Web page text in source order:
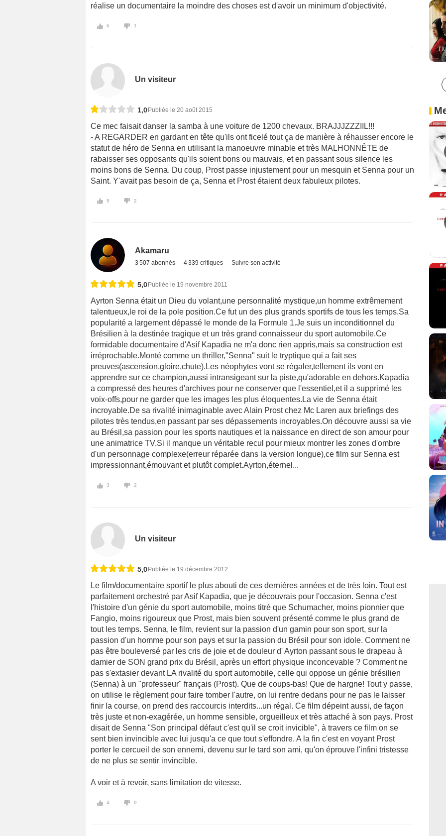
réalise un documentaire la moindre des choses est d'avoir un minimum d'objectivité.
5 1
Un visiteur
1,0Publiée le 20 août 2015
Ce mec faisait danser la samba à une voiture de 1200 chevaux. BRAJJJZZZIIL!!!
- A REGARDER en gardant en tête qu'ils ont ficelé tout ça de manière à réhausser encore le
statut de héro de Senna en utilisant la manoeuvre minable et très MALHONNÊTE de
rabaisser ses opposants qu'ils soient bons ou mauvais, et en passant sous silence les
moins bons de Senna. Du coup, Prost passe injustement pour un mesquin et Senna pour un
Saint. Y'avait pas besoin de ça, Senna et Prost étaient deux fabuleux pilotes.
5 2
Akamaru
3 507 abonnés 4 339 critiques Suivre son activité
5,0 Publiée le 19 novembre 2011
Ayrton Senna était un Dieu du volant,une personnalité mystique,un homme extrêmement
talentueux,le roi de la pole position.Ce fut un des plus grands sportifs de tous les temps.Sa
popularité a largement dépassé le monde de la Formule 1.Je suis un inconditionnel du
Brésilien à la destinée tragique et un très grand connaisseur du sport automobile.Ce
formidable documentaire d'Asif Kapadia ne m'a donc rien appris,mais sa construction est
irréprochable.Monté comme un thriller,"Senna" suit le tryptique qui a fait ses
preuves(ascension,gloire,chute).Les néophytes vont se régaler,tellement ils vont en
apprendre sur ce champion,aussi intransigeant sur la piste,qu'adorable en dehors.Kapadia
a compressé des heures d'archives pour ne conserver que l'essentiel,et il a supprimé les
voix-offs,pour ne garder que les images les plus éloquentes.La vie de Senna était
incroyable.De sa rivalité inimaginable avec Alain Prost chez Mc Laren aux briefings des
pilotes très tendus,en passant par ses dépassements incroyables.On découvre aussi sa vie
au Brésil,sa passion pour les sports nautiques et la naissance en direct de son amour pour
une animatrice TV.Si il manque un véritable recul pour mieux montrer les zones d'ombre
d'un personnage complexe(erreur réparée dans la version longue),ce film sur Senna est
impressionnant,émouvant et plutôt complet.Ayrton,éternel...
3 2
Un visiteur
5,0 Publiée le 19 décembre 2012
Le film/documentaire sportif le plus abouti de ces dernières années et de très loin. Tout est
parfaitement orchestré par Asif Kapadia, que je découvrais pour l'occasion. Senna c'est
l'histoire d'un génie du sport automobile, moins titré que Schumacher, moins pionnier que
Fangio, moins rigoureux que Prost, mais bien souvent présenté comme le plus grand de
tout les temps. Senna, le film, revient sur la passion d'un gamin pour son sport, sur la
passion d'un homme pour son pays et sur la passion du Brésil pour son idole. Comment ne
pas être bouleversé par les cris de joie et de douleur d' Ayrton passant sous le drapeau à
damier de SON grand prix du Brésil, après un effort physique inconcevable ? Comment ne
pas s'extasier devant LA rivalité du sport automobile, celle qui oppose un génie brésilien
(Senna) à un "professeur" français (Prost). Que de coups-bas! Que de hargne! Tout y passe,
on utilise le règlement pour faire tomber l'autre, on lui rentre dedans pour ne pas le laisser
finir la course, on prend des raccourcis interdits...un régal. Ce film dépeint aussi, de façon
très juste et non-exagérée, un homme sensible, orgueilleux et très attaché à son pays. Prost
disait de Senna "Son principal défaut c'est qu'il se croit invicible", à travers ce film on se
sent bien invincible avec lui jusqu'a ce que tout s'effondre. A la fin c'est en voyant Prost
porter le cercueil de son ennemi, devenu sur le tard son ami, qu'on éprouve l'infini tristesse
de ne plus se sentir invincible.
A voir et à revoir, sans limitation de vitesse.
4 0